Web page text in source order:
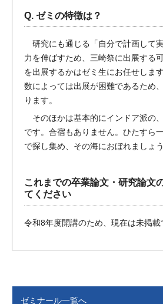
Q. ゼミの特徴は？
研究にも通じる「自分で計画して
力を伸ばすため、三崎祭に出展する
を出展するかはゼミ生にお任せしま
数によっては出展が困難であるため
ります。
そのほかは基本的にインドア派の
です。合宿もありません。ひたすら
で探し集め、その海におぼれましょ
これまでの卒業論文・研究論文
てください
令和8年度開講のため、現在は未掲載
ゼミナール一覧へ